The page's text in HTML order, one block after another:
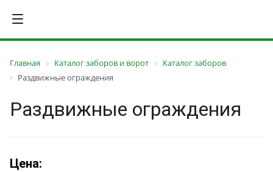
Главная Каталог заборов и ворот
Каталог заборов
Раздвижные ограждения
Раздвижные ограждения
Цена: